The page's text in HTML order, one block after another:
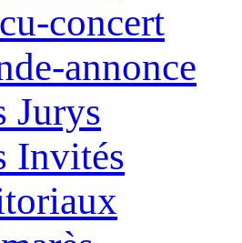
concert
annonce
Jurys
Invités